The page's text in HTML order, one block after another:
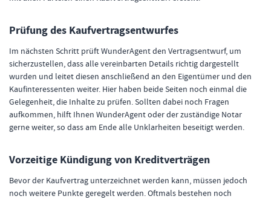
Prüfung des Kaufvertragsentwurfes
Im nächsten Schritt prüft WunderAgent den Vertragsentwurf, um
sicherzustellen, dass alle vereinbarten Details richtig dargestellt
wurden und leitet diesen anschließend an den Eigentümer und den
Kaufinteressenten weiter. Hier haben beide Seiten noch einmal die
Gelegenheit, die Inhalte zu prüfen. Sollten dabei noch Fragen
aufkommen, hilft Ihnen WunderAgent oder der zuständige Notar
gerne weiter, so dass am Ende alle Unklarheiten beseitigt werden.
Vorzeitige Kündigung von Kreditverträgen
Bevor der Kaufvertrag unterzeichnet werden kann, müssen jedoch
noch weitere Punkte geregelt werden. Oftmals bestehen noch